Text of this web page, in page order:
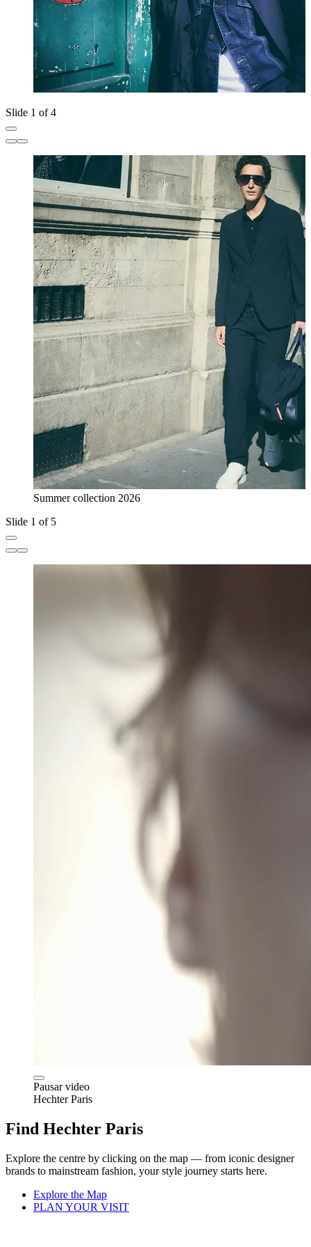
Slide 1 of 4
Summer collection 2026
Slide 1 of 5
Pausar video
Hechter Paris
Find Hechter Paris
Explore the centre by clicking on the map — from iconic designer
brands to mainstream fashion, your style journey starts here.
Explore the Map
PLAN YOUR VISIT